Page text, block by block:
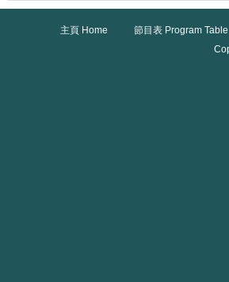
主頁 Home 節目表 Program Table